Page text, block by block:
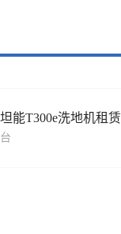
坦能T300e洗地机租赁
台